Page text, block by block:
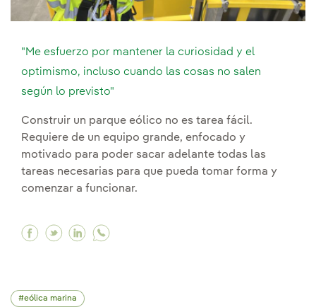
"Me esfuerzo por mantener la curiosidad y el
optimismo, incluso cuando las cosas no salen
según lo previsto"
Construir un parque eólico no es tarea fácil.
Requiere de un equipo grande, enfocado y
motivado para poder sacar adelante todas las
tareas necesarias para que pueda tomar forma y
comenzar a funcionar.
Facebook "Me esfuerzo por mantener la
Twitter "Me esfuerzo por mantener la
Linkedin "Me esfuerzo por mantener
eólica marina